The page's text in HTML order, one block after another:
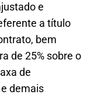
e
a título
bem
de 25% sobre o
de
demais